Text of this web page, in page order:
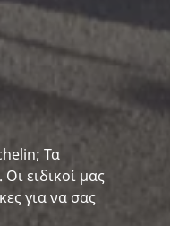
Τα
ειδικοί μας
για να σας